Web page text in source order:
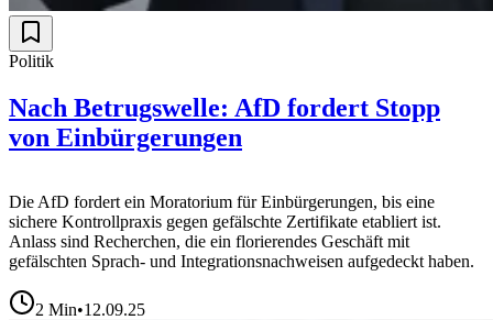
Politik
Nach Betrugswelle: AfD fordert Stopp
von Einbürgerungen
Die AfD fordert ein Moratorium für Einbürgerungen, bis eine
sichere Kontrollpraxis gegen gefälschte Zertifikate etabliert ist.
Anlass sind Recherchen, die ein florierendes Geschäft mit
gefälschten Sprach- und Integrationsnachweisen aufgedeckt haben.
2 Min•12.09.25